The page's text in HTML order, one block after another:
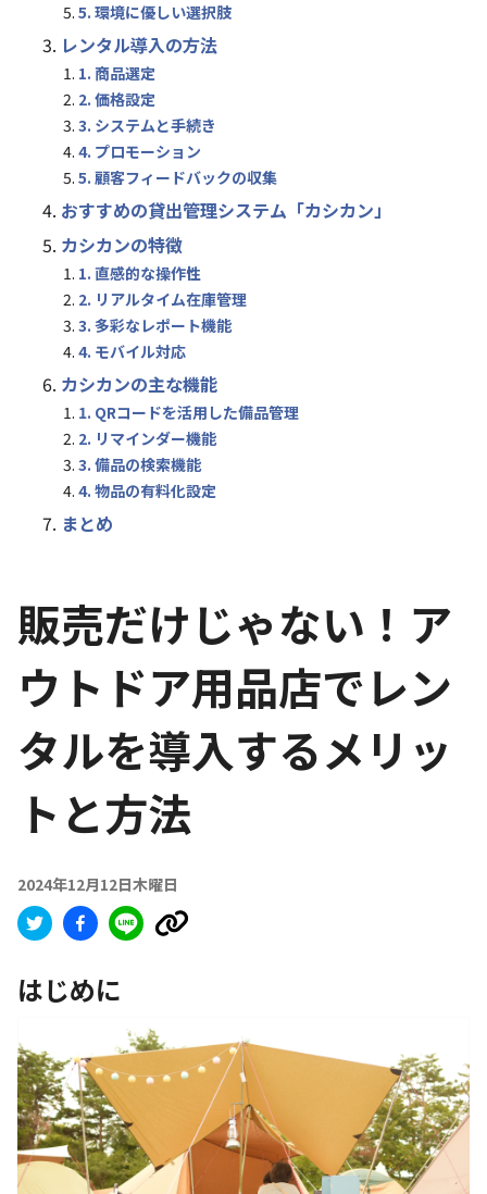
5. 環境に優しい選択肢
レンタル導入の方法
1. 商品選定
2. 価格設定
3. システムと手続き
4. プロモーション
5. 顧客フィードバックの収集
おすすめの貸出管理システム「カシカン」
カシカンの特徴
1. 直感的な操作性
2. リアルタイム在庫管理
3. 多彩なレポート機能
4. モバイル対応
カシカンの主な機能
1. QRコードを活用した備品管理
2. リマインダー機能
3. 備品の検索機能
4. 物品の有料化設定
まとめ
販売だけじゃない！ア
ウトドア用品店でレン
タルを導入するメリッ
トと方法
2024年12月12日木曜日
はじめに